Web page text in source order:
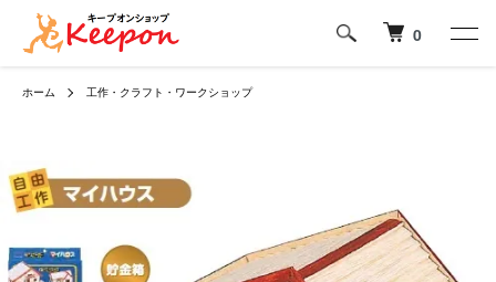
0
ホーム 工作・クラフト・ワークショップ